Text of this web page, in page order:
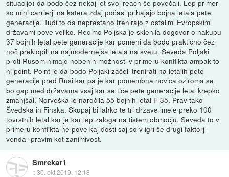
situacijo) da bodo čez nekaj let svoj reach še povečali. Lep primer
so mini carrierji na katera zdaj počasi prihajajo bojna letala pete
generacije. Tudi to da neprestano trenirajo z ostalimi Evropskimi
državami pove veliko. Recimo Poljska je sklenila dogovor o nakupu
37 bojnih letal pete generacije kar pomeni da bodo praktično čez
noč preklopili na najmodernejša letala na svetu. Seveda Poljaki
proti Rusom nimajo nobenih možnosti v primeru konflikta ampak to
ni point. Point je da bodo Poljaki začeli trenirati na letalih pete
generacije pred Rusi kar pa je kar pomembna novica oziroma se
bo gap med državama vsaj kar se tiče pete generacije letal krepko
zmanjšal. Norveška je naročila 55 bojnih letal F-35. Prav tako
Švedska in Finska. Skupaj bi lahko te tri države imele preko 100
tovrstnih letal kar je kar lep zaloga na tistem območju. Seveda to v
primeru konflikta ne pove kaj dosti saj so v igri še drugi faktorji
vendar pravim kot zanimivost.
Smrekar1
::30. okt 2019, 12:18